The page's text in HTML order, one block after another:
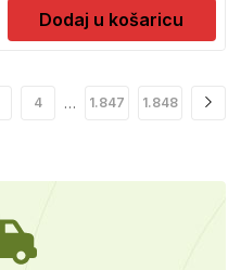
Dodaj u košaricu
4 … 1.847 1.848